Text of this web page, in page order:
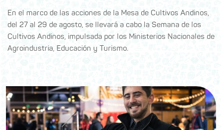
En el marco de las acciones de la Mesa de Cultivos Andinos,
del 27 al 29 de agosto, se llevará a cabo la Semana de los
Cultivos Andinos, impulsada por los Ministerios Nacionales de
Agroindustria, Educación y Turismo.